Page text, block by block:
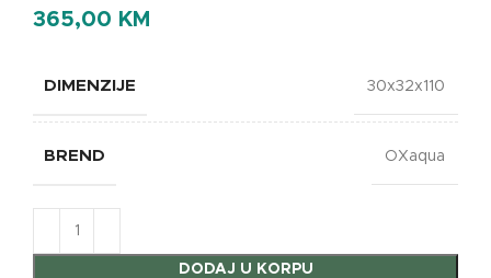
365,00 KM
DIMENZIJE 30x32x110
BREND OXaqua
DODAJ U KORPU